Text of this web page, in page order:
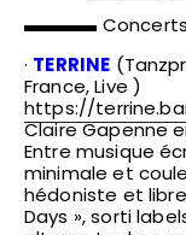
▬▬▬▬
· TERRINE
France, Live )
https://
Claire Gapenne
Entre musique
minimale et
hédoniste et
Days », sorti